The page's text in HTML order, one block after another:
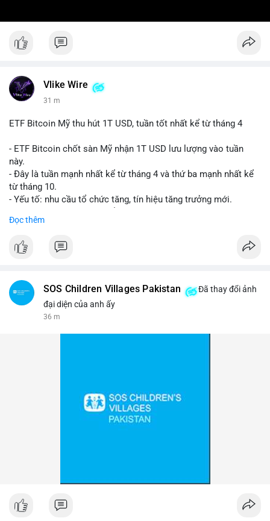
Vlike Wire
31 m
ETF Bitcoin Mỹ thu hút 1T USD, tuần tốt nhất kể từ tháng 4
- ETF Bitcoin chốt sàn Mỹ nhận 1T USD lưu lượng vào tuần
này.
- Đây là tuần mạnh nhất kể từ tháng 4 và thứ ba mạnh nhất kể
từ tháng 10.
- Yếu tố: nhu cầu tổ chức tăng, tín hiệu tăng trưởng mới.
dẫn.
#binancesquare
#vlikevn #titanbot
Đọc thêm
SOS Children Villages Pakistan
Đã thay đổi ảnh
đại diện của anh ấy
36 m